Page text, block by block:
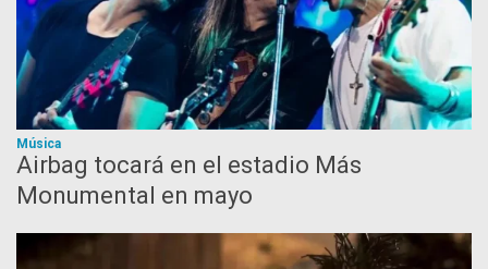
Música
Airbag tocará en el estadio Más
Monumental en mayo